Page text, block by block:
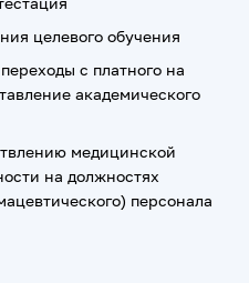
целевого обучения
с платного на
академического
медицинской
на должностях
персонала